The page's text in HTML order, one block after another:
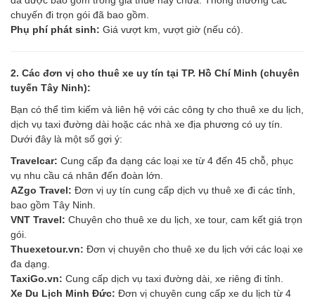
chuyến đi trọn gói đã bao gồm.
Phụ phí phát sinh: Giá vượt km, vượt giờ (nếu có).
2. Các đơn vị cho thuê xe uy tín tại TP. Hồ Chí Minh (chuyên
tuyến Tây Ninh):
Bạn có thể tìm kiếm và liên hệ với các công ty cho thuê xe du lịch,
dịch vụ taxi đường dài hoặc các nhà xe địa phương có uy tín.
Dưới đây là một số gợi ý:
Travelcar: Cung cấp đa dạng các loại xe từ 4 đến 45 chỗ, phục
vụ nhu cầu cá nhân đến đoàn lớn.
AZgo Travel: Đơn vị uy tín cung cấp dịch vụ thuê xe đi các tỉnh,
bao gồm Tây Ninh.
VNT Travel: Chuyên cho thuê xe du lịch, xe tour, cam kết giá trọn
gói.
Thuexetour.vn: Đơn vị chuyên cho thuê xe du lịch với các loại xe
đa dạng.
TaxiGo.vn: Cung cấp dịch vụ taxi đường dài, xe riêng đi tỉnh.
Xe Du Lịch Minh Đức: Đơn vị chuyên cung cấp xe du lịch từ 4